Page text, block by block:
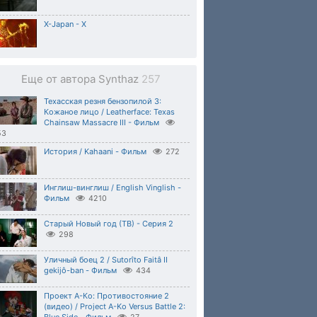
X-Japan - X
Еще от автора Synthaz 257
Техасская резня бензопилой 3:
Кожаное лицо / Leatherface: Texas
Chainsaw Massacre III - Фильм
История / Kahaani - Фильм 272
Инглиш-винглиш / English Vinglish -
Фильм
4210
Старый Новый год (ТВ) - Серия 2
298
Уличный боец 2 / Sutorîto Faitâ II
gekijô-ban - Фильм
434
Проект А-Ко: Противостояние 2
(видео) / Project A-Ko Versus Battle 2: